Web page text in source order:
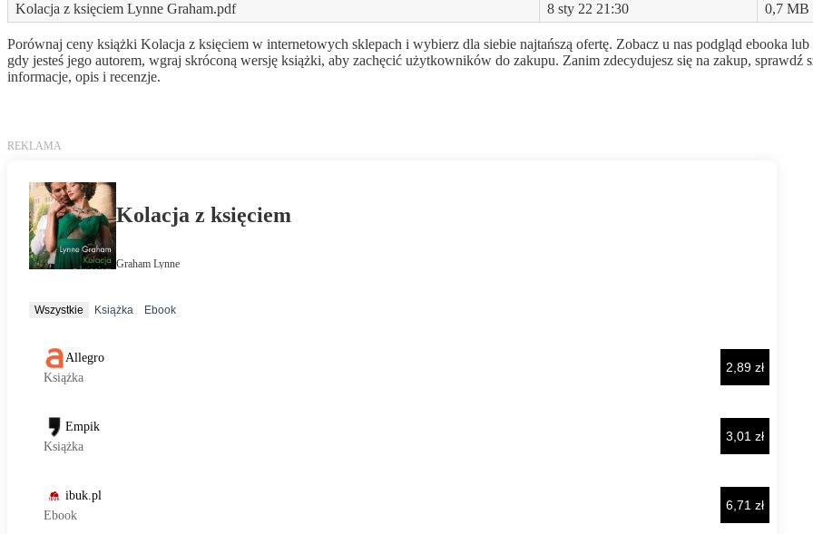
Kolacja z księciem Lynne Graham.pdf
8 sty 22 21:30 0,7 MB
Porównaj ceny książki Kolacja z księciem w internetowych sklepach i wybierz dla siebie najtańszą ofertę. Zobacz u nas podgląd ebooka
gdy jesteś jego autorem, wgraj skróconą wersję książki, aby zachęcić użytkowników do zakupu. Zanim zdecydujesz się na zakup, sprawdź
informacje, opis i recenzje.